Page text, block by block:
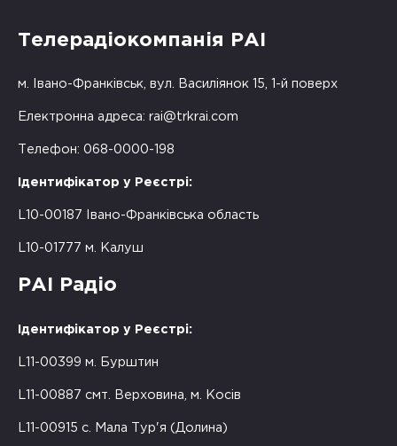
Телерадіокомпанія РАІ
м. Івано-Франківськ, вул. Василіянок 15, 1-й поверх
Електронна адреса: rai@trkrai.com
Телефон: 068-0000-198
Ідентифікатор у Реєстрі:
L10-00187 Івано-Франківська область
L10-01777 м. Калуш
РАІ Радіо
Ідентифікатор у Реєстрі:
L11-00399 м. Бурштин
L11-00887 смт. Верховина, м. Косів
L11-00915 с. Мала Тур'я (Долина)